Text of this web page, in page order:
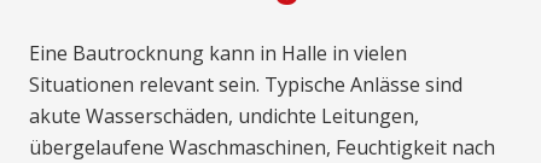
Eine Bautrocknung kann in Halle in vielen
Situationen relevant sein. Typische Anlässe sind
akute Wasserschäden, undichte Leitungen,
übergelaufene Waschmaschinen, Feuchtigkeit nach